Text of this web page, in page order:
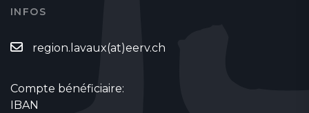
INFOS
region.lavaux(at)eerv.ch
Compte bénéficiaire:
IBAN